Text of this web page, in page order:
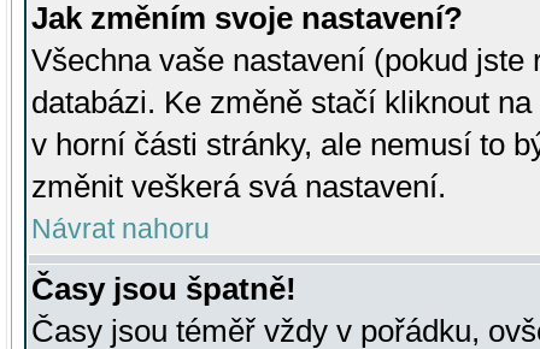
Jak změním svoje nastavení?
Všechna vaše nastavení (pokud
databázi. Ke změně stačí kliknout
v horní části stránky, ale nemusí to
změnit veškerá svá nastavení.
Návrat nahoru
Časy jsou špatně!
Časy jsou téměř vždy v pořádku,